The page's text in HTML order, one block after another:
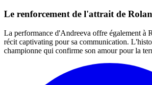
Le renforcement de l'attrait de
La performance d'Andreeva offre également à
récit captivating pour sa communication.
championne qui confirme son amour pour la